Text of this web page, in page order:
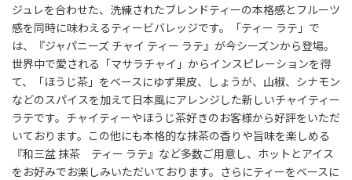
ジュレを合わせた、洗練されたブレンドティーの本格感とフルーツ
感を同時に味わえるティービバレッジです。「ティー ラテ」で
は、『ジャパニーズ チャイ ティー ラテ』が今シーズンから登場。
世界中で愛される「マサラチャイ」からインスピレーションを得
て、「ほうじ茶」をベースにゆず果皮、しょうが、山椒、シナモン
などのスパイスを加えて日本風にアレンジした新しいチャイティー
ラテです。チャイティーやほうじ茶好きのお客様から好評をいただ
いております。この他にも本格的な抹茶の香りや旨味を楽しめる
『和三盆 抹茶 ティー ラテ』など多数ご用意し、ホットとアイス
をお好みでお楽しみいただいております。さらにティーをベースに